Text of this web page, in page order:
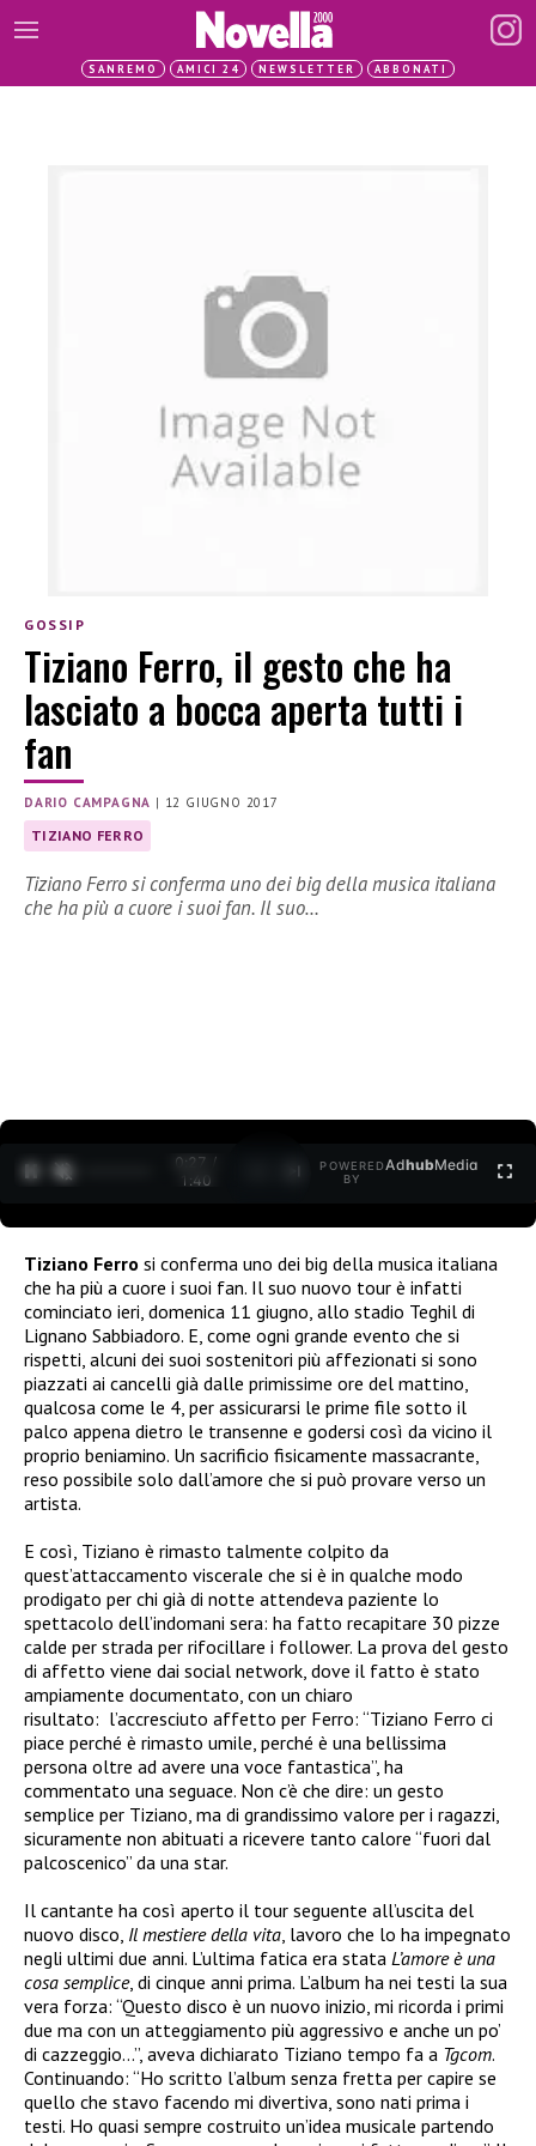
SANREMO AMICI 24 NEWSLETTER ABBONATI
GOSSIP
Tiziano Ferro, il gesto che ha
lasciato a bocca aperta tutti i
fan
DARIO CAMPAGNA | 12 GIUGNO 2017
TIZIANO FERRO
Tiziano Ferro si conferma uno dei big della musica italiana
che ha più a cuore i suoi fan. Il suo…
0:27 /
1:40
POWERED
BY
AdhubMedia
Tiziano Ferro si conferma uno dei big della musica italiana
che ha più a cuore i suoi fan. Il suo nuovo tour è infatti
cominciato ieri, domenica 11 giugno, allo stadio Teghil di
Lignano Sabbiadoro. E, come ogni grande evento che si
rispetti, alcuni dei suoi sostenitori più affezionati si sono
piazzati ai cancelli già dalle primissime ore del mattino,
qualcosa come le 4, per assicurarsi le prime file sotto il
palco appena dietro le transenne e godersi così da vicino il
proprio beniamino. Un sacrificio fisicamente massacrante,
reso possibile solo dall’amore che si può provare verso un
artista.
E così, Tiziano è rimasto talmente colpito da
quest’attaccamento viscerale che si è in qualche modo
prodigato per chi già di notte attendeva paziente lo
spettacolo dell’indomani sera: ha fatto recapitare 30 pizze
calde per strada per rifocillare i follower. La prova del gesto
di affetto viene dai social network, dove il fatto è stato
ampiamente documentato, con un chiaro
risultato: l’accresciuto affetto per Ferro: “Tiziano Ferro ci
piace perché è rimasto umile, perché è una bellissima
persona oltre ad avere una voce fantastica”, ha
commentato una seguace. Non c’è che dire: un gesto
semplice per Tiziano, ma di grandissimo valore per i ragazzi,
sicuramente non abituati a ricevere tanto calore “fuori dal
palcoscenico” da una star.
Il cantante ha così aperto il tour seguente all’uscita del
nuovo disco, Il mestiere della vita , lavoro che lo ha impegnato
negli ultimi due anni. L’ultima fatica era stata L’amore è una
cosa semplice, di cinque anni prima. L’album ha nei testi la sua
vera forza: “Questo disco è un nuovo inizio, mi ricorda i primi
due ma con un atteggiamento più aggressivo e anche un po’
di cazzeggio…”, aveva dichiarato Tiziano tempo fa a Tgcom.
Continuando: “Ho scritto l’album senza fretta per capire se
quello che stavo facendo mi divertiva, sono nati prima i
testi. Ho quasi sempre costruito un’idea musicale partendo